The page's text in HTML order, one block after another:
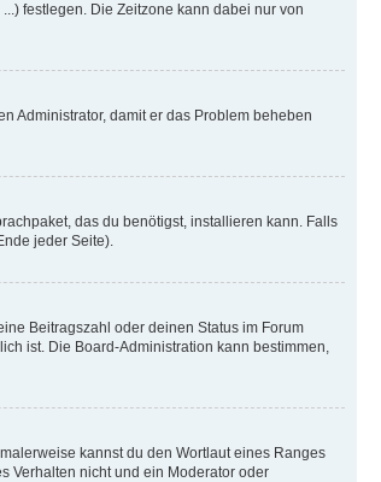
festlegen. Die Zeitzone kann dabei nur von
Administrator, damit er das Problem beheben
das du benötigst, installieren kann. Falls
jeder Seite).
Beitragszahl oder deinen Status im Forum
ist. Die Board-Administration kann bestimmen,
kannst du den Wortlaut eines Ranges
Verhalten nicht und ein Moderator oder